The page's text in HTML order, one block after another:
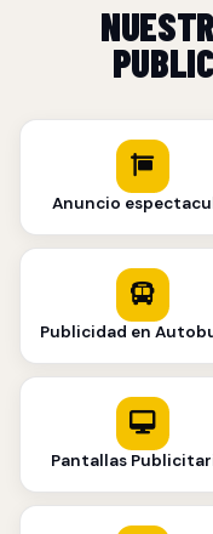
Anuncio
Publicidad en
Pantallas